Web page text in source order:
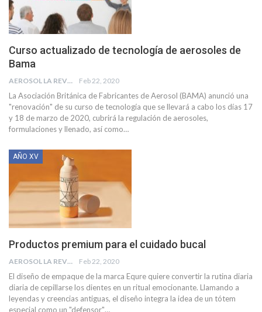
Curso actualizado de tecnología de aerosoles de
Bama
AEROSOL LA REVISTA Feb 22, 2020
La Asociación Británica de Fabricantes de Aerosol (BAMA) anunció una
"renovación" de su curso de tecnología que se llevará a cabo los días 17
y 18 de marzo de 2020, cubrirá la regulación de aerosoles,
formulaciones y llenado, así como…
AÑO XV
Productos premium para el cuidado bucal
AEROSOL LA REVISTA Feb 22, 2020
El diseño de empaque de la marca Equre quiere convertir la rutina diaria
diaria de cepillarse los dientes en un ritual emocionante. Llamando a
leyendas y creencias antiguas, el diseño integra la idea de un tótem
especial como un "defensor"…